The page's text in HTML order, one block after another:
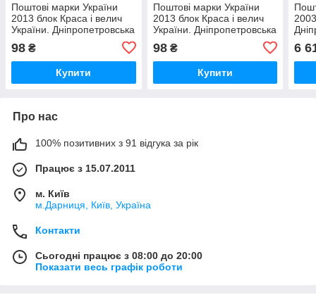
Поштові марки України
2013 блок Краса і велич
України. Дніпропетровська
98 ₴
Купити
Поштові марки України
2013 блок Краса і велич
України. Дніпропетровська
98₴
Купити
6
Про нас
100% позитивних з 91 відгука за рік
Працює з 15.07.2011
м. Київ
м.Дарниця, Київ, Україна
Контакти
Сьогодні працює з 08:00 до 20:00
Показати весь графік роботи